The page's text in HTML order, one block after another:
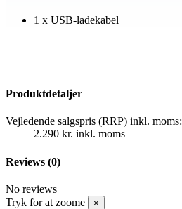
1 x USB-ladekabel
Produktdetaljer
Vejledende salgspris (RRP) inkl. moms:
2.290 kr. inkl. moms
Reviews (0)
No reviews
Tryk for at zoome
×